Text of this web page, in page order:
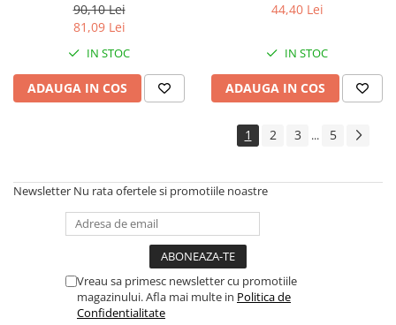
90,10 Lei
81,09 Lei
IN STOC
ADAUGA IN COS
44,40 Lei
IN STOC
ADAUGA IN COS
1 2 3 ... 5
Newsletter Nu rata ofertele si promotiile noastre
Vreau sa primesc newsletter cu promotiile
magazinului. Afla mai multe in Politica de
Confidentialitate